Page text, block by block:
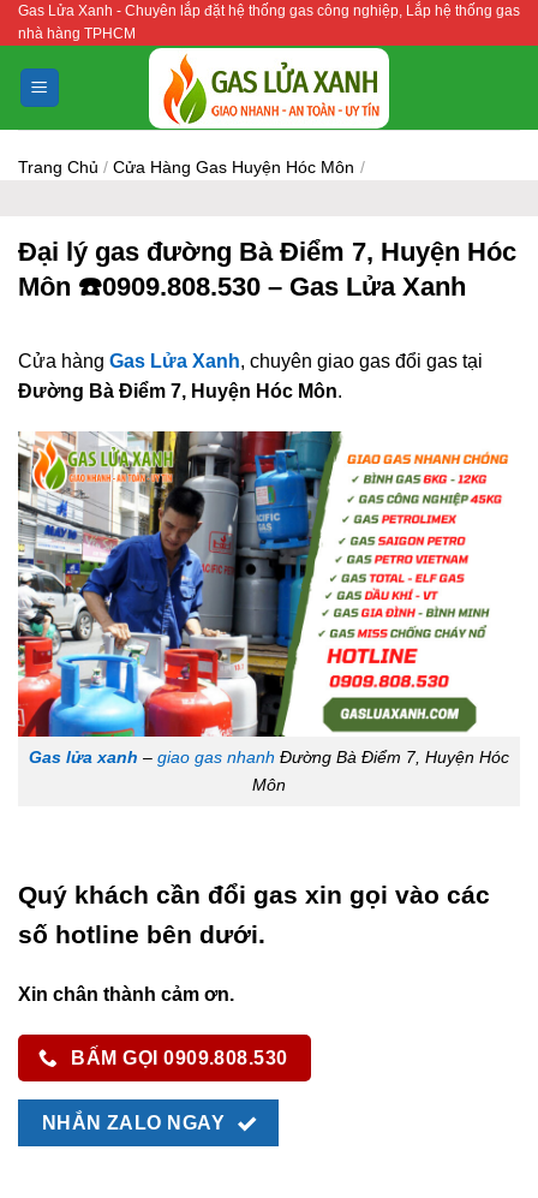
Bỏ
qua
nội
dung
Gas Lửa Xanh - Chuyên lắp đặt hệ thống gas công nghiệp, Lắp hệ thống gas
nhà hàng TPHCM
Trang Chủ / Cửa Hàng Gas Huyện Hóc Môn /
Đại lý gas đường Bà Điểm 7, Huyện Hóc
Môn ☎️0909.808.530 – Gas Lửa Xanh
Cửa hàng Gas Lửa Xanh, chuyên giao gas đổi gas tại
Đường Bà Điểm 7, Huyện Hóc Môn.
Gas lửa xanh – giao gas nhanh Đường Bà Điểm 7, Huyện Hóc
Môn
Quý khách cần đổi gas xin gọi vào các
số hotline bên dưới.
Xin chân thành cảm ơn.
BẤM GỌI 0909.808.530
NHẮN ZALO NGAY